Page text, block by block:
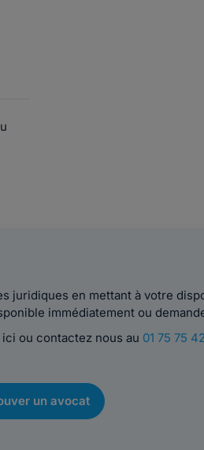
juridiques en mettant à votre
immédiatement ou
ou contactez nous au 01 75 75
un avocat